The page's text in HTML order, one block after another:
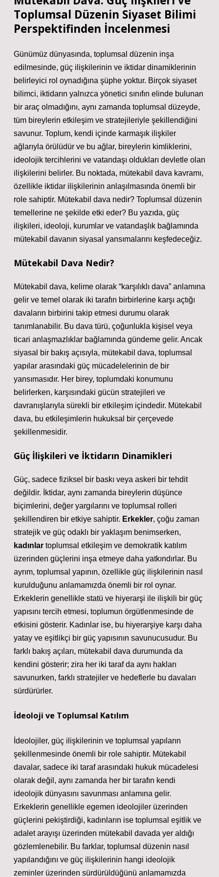
Toplumsal Düzenin Siyaset Bilimi
Perspektifinden İncelenmesi
Günümüz dünyasında, toplumsal düzenin inşa
edilmesinde, güç ilişkilerinin ve iktidar dinamiklerinin
belirleyici rol oynadığına şüphe yoktur. Birçok siyaset
bilimci, iktidarın yalnızca yönetici sınıfın elinde bulunan
bir araç olmadığını, aynı zamanda toplumsal düzeyde,
tüm bireylerin etkileşim ve stratejileriyle şekillendiğini
savunur. Toplum, kendi içinde karmaşık ilişkiler
ağlarıyla örülüdür ve bu ağlar, bireylerin kimliklerini,
ideolojik tercihlerini ve vatandaşı oldukları devletle olan
ilişkilerini belirler. Bu noktada, mütekabil dava kavramı,
özellikle iktidar ilişkilerinin anlaşılmasında önemli bir
role sahiptir. Mütekabil dava nedir? Toplumsal düzenin
temellerine ne şekilde etki eder? Bu yazıda, güç
ilişkileri, ideoloji, kurumlar ve vatandaşlık bağlamında
mütekabil davanın siyasal yansımalarını keşfedeceğiz.
Mütekabil Dava Nedir?
Mütekabil dava, kelime olarak “karşılıklı dava” anlamına
gelir ve temel olarak iki tarafın birbirlerine karşı açtığı
davaların birbirini takip etmesi durumu olarak
tanımlanabilir. Bu dava türü, çoğunlukla kişisel veya
ticari anlaşmazlıklar bağlamında gündeme gelir. Ancak
siyasal bir bakış açısıyla, mütekabil dava, toplumsal
yapılar arasındaki güç mücadelelerinin de bir
yansımasıdır. Her birey, toplumdaki konumunu
belirlerken, karşısındaki gücün stratejileri ve
davranışlarıyla sürekli bir etkileşim içindedir. Mütekabil
dava, bu etkileşimlerin hukuksal bir çerçevede
şekillenmesidir.
Güç İlişkileri ve İktidarın Dinamikleri
Güç, sadece fiziksel bir baskı veya askeri bir tehdit
değildir. İktidar, aynı zamanda bireylerin düşünce
biçimlerini, değer yargılarını ve toplumsal rolleri
şekillendiren bir etkiye sahiptir. Erkekler, çoğu zaman
stratejik ve güç odaklı bir yaklaşım benimserken,
kadınlar toplumsal etkileşim ve demokratik katılım
üzerinden güçlerini inşa etmeye daha yatkındırlar. Bu
ayrım, toplumsal yapının, özellikle güç ilişkilerinin nasıl
kurulduğunu anlamamızda önemli bir rol oynar.
Erkeklerin genellikle statü ve hiyerarşi ile ilişkili bir güç
yapısını tercih etmesi, toplumun örgütlenmesinde de
etkisini gösterir. Kadınlar ise, bu hiyerarşiye karşı daha
yatay ve eşitlikçi bir güç yapısının savunucusudur. Bu
farklı bakış açıları, mütekabil dava durumunda da
kendini gösterir; zira her iki taraf da aynı hakları
savunurken, farklı stratejiler ve hedeflerle bu davaları
sürdürürler.
İdeoloji ve Toplumsal Katılım
İdeolojiler, güç ilişkilerinin ve toplumsal yapıların
şekillenmesinde önemli bir role sahiptir. Mütekabil
davalar, sadece iki taraf arasındaki hukuk mücadelesi
olarak değil, aynı zamanda her bir tarafın kendi
ideolojik dünyasını savunması anlamına gelir.
Erkeklerin genellikle egemen ideolojiler üzerinden
güçlerini pekiştirdiği, kadınların ise toplumsal eşitlik ve
adalet arayışı üzerinden mütekabil davada yer aldığı
gözlemlenebilir. Bu farklar, toplumsal düzenin nasıl
yapılandığını ve güç ilişkilerinin hangi ideolojik
zeminler üzerinden sürdürüldüğünü anlamamızda